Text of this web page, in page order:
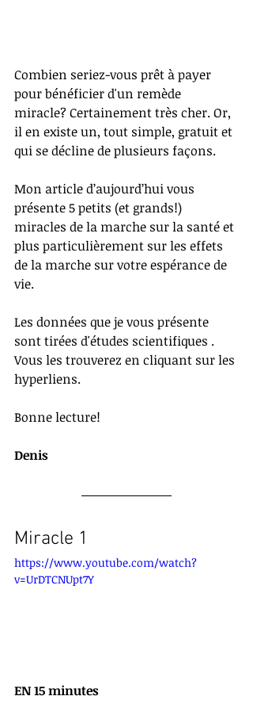
Combien seriez-vous prêt à payer
pour bénéficier d'un remède
miracle? Certainement très cher. Or,
il en existe un, tout simple, gratuit et
qui se décline de plusieurs façons.
Mon article d’aujourd’hui vous
présente 5 petits (et grands!)
miracles de la marche sur la santé et
plus particulièrement sur les effets
de la marche sur votre espérance de
vie.
Les données que je vous présente
sont tirées d'études scientifiques .
Vous les trouverez en cliquant sur les
hyperliens.
Bonne lecture!
Denis
Miracle 1
https://www.youtube.com/watch?
v=UrDTCNUpt7Y
EN 15 minutes